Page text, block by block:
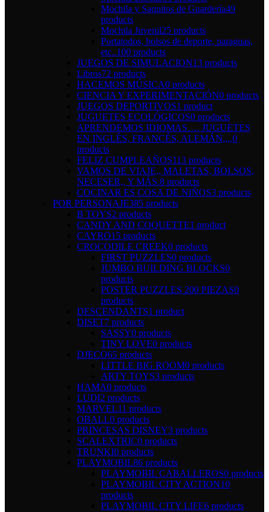
Mochila y Saquitos de Guardería49
products
Mochila Juvenil25 products
Portatodos, bolsos de deporte, paraguas,
etc..100 products
JUEGOS DE SIMULACION13 products
Libros72 products
HACEMOS MÚSICA0 products
CIENCIA Y EXPERIMENTACIÓN0 products
JUEGOS DEPORTIVOS1 product
JUGUETES ECOLÓGICOS0 products
APRENDEMOS IDIOMAS…. JUGUETES
EN INGLÉS, FRANCÉS, ALEMÁN,,,,0
products
FELIZ CUMPLEAÑOS113 products
VAMOS DE VIAJE,, MALETAS, BOLSOS,
NECESER,, Y MÁS.8 products
COCINAR ES COSA DE NIÑOS3 products
POR PERSONAJE385 products
B TOYS2 products
CANDY AND COQUETTE1 product
CAYRO15 products
CROCODILE CREEK0 products
FIRST PUZZLES0 products
JUMBO BUILDING BLOCKS0
products
POSTER PUZZLES 200 PIEZAS0
products
DESCENDANTS1 product
DISET7 products
SASSY0 products
TINY LOVE0 products
DJECO65 products
LITTLE BIG ROOM0 products
ARTY TOYS3 products
HAMA0 products
LUDI2 products
MARVEL11 products
OBALL0 products
PRINCESAS DISNEY3 products
SCALEXTRIC0 products
TRUNKI0 products
PLAYMOBIL86 products
PLAYMOBIL CABALLEROS0 products
PLAYMOBIL CITY ACTION10
products
PLAYMOBIL CITY LIFE6 products